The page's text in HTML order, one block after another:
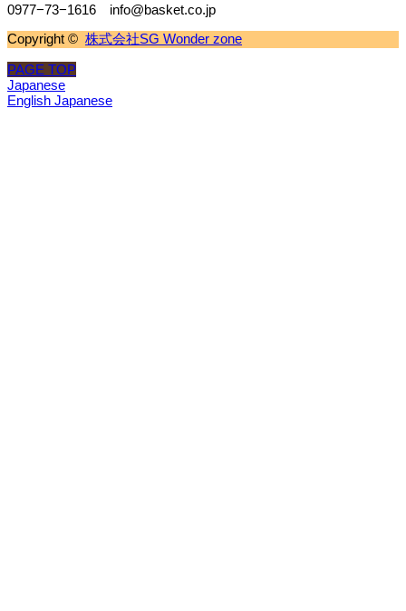
0977−73−1616 info@basket.co.jp
Copyright © 株式会社SG Wonder zone
PAGE TOP
Japanese
English Japanese